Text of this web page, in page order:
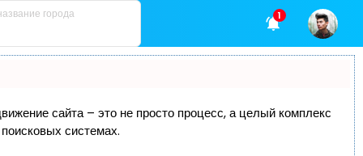
1
сайта – это не просто процесс, а целый комплекс
системах.